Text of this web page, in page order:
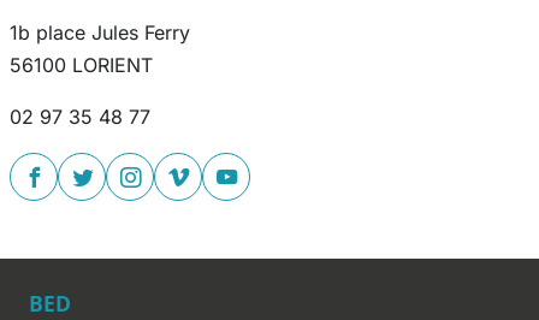
1b place Jules Ferry
56100 LORIENT
02 97 35 48 77
BED